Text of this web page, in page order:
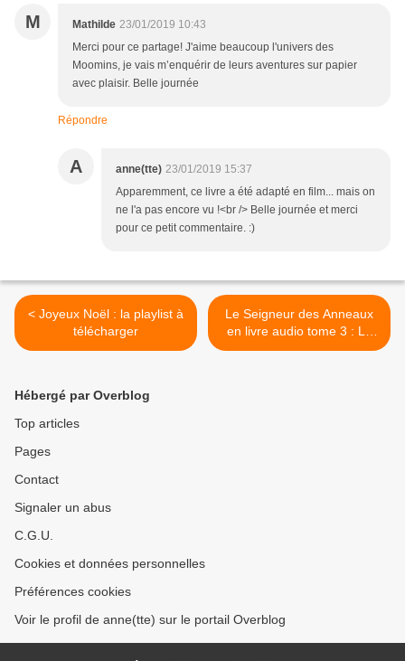
M Mathilde 23/01/2019 10:43
Merci pour ce partage! J'aime beaucoup l'univers des
Moomins, je vais m’enquérir de leurs aventures sur papier
avec plaisir. Belle journée
Répondre
A anne(tte) 23/01/2019 15:37
Apparemment, ce livre a été adapté en film... mais on
ne l'a pas encore vu !<br /> Belle journée et merci
pour ce petit commentaire. :)
< Joyeux Noël : la playlist à
télécharger
Le Seigneur des Anneaux
en livre audio tome 3 : Le
retour du roi (Tolkien) >
Hébergé par Overblog
Top articles
Pages
Contact
Signaler un abus
C.G.U.
Cookies et données personnelles
Préférences cookies
Voir le profil de anne(tte) sur le portail Overblog